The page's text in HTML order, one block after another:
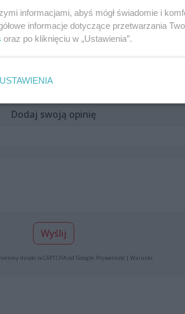
Dodaj swoją opinię
Wyślij
dzięki reCAPTCHA od Google: Prywatność| Warunki
informacjami, abyś mógł świadomie i
informacje dotyczące przetwarzania
oraz po kliknięciu w „Ustawienia”.
USTAWIENIA